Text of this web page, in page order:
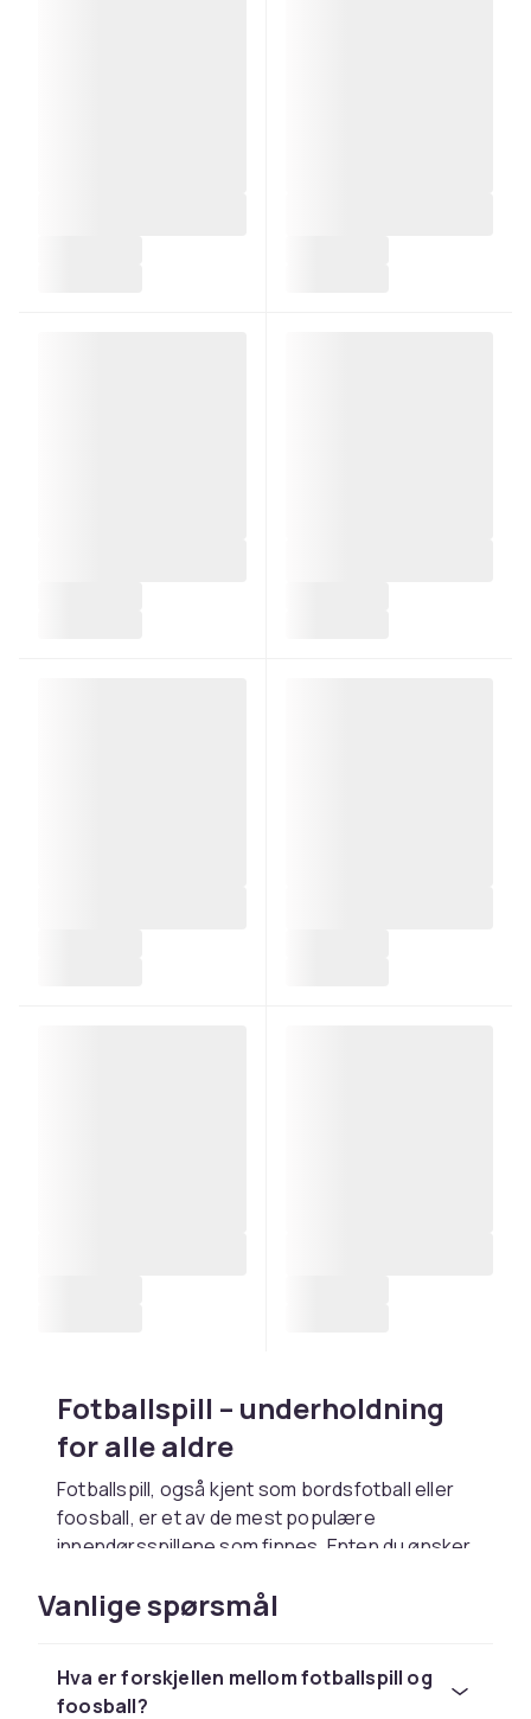
Fotballspill – underholdning
for alle aldre
Fotballspill, også kjent som bordsfotball eller
foosball, er et av de mest populære
innendørsspillene som finnes. Enten du ønsker
utstyre et spillerom eller skape spenning på
kontoret, er fotballspill det perfekte valget.
fotballspillbord, baller og reservedeler til alle
Vanlige spørsmål
Hva er forskjellen mellom fotballspill og
foosball?